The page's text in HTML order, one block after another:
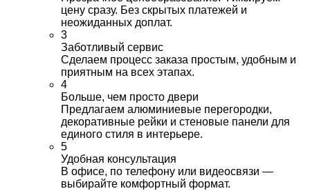
цену сразу. Без скрытых платежей и
неожиданных доплат.
3
Заботливый сервис
Сделаем процесс заказа простым, удобным и
приятным на всех этапах.
4
Больше, чем просто двери
Предлагаем алюминиевые перегородки,
декоративные рейки и стеновые панели для
единого стиля в интерьере.
5
Удобная консультация
В офисе, по телефону или видеосвязи —
выбирайте комфортный формат.